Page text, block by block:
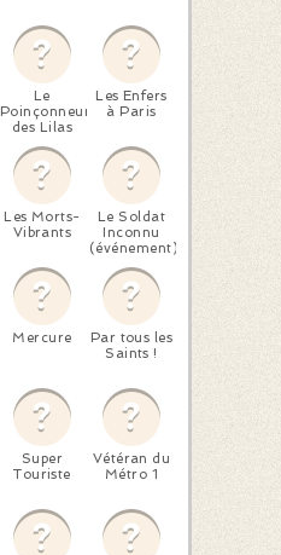
Le
Poinçonneur
des Lilas
Les Enfers
à Paris
Les Morts-
Vibrants
Le Soldat
Inconnu
(événement)
Mercure
Par tous les
Saints !
Super
Touriste
Vétéran du
Métro 1